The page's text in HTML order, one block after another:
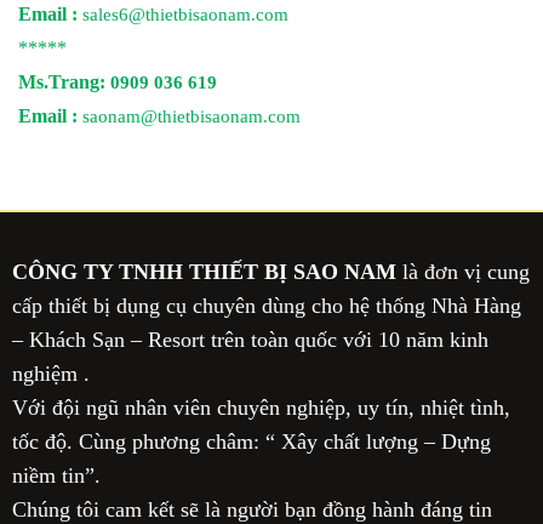
Email : sales6@thietbisaonam.com
*****
Ms.Trang: 0909 036 619
Email : saonam@thietbisaonam.com
CÔNG TY TNHH THIẾT BỊ SAO NAMlà đơn vị cung
cấp thiết bị dụng cụ chuyên dùng cho hệ thống Nhà Hàng
– Khách Sạn – Resort trên toàn quốc với 10 năm kinh
nghiệm .
Với đội ngũ nhân viên chuyên nghiệp, uy tín, nhiệt tình,
tốc độ. Cùng phương châm: “ Xây chất lượng – Dựng
niềm tin”.
Chúng tôi cam kết sẽ là người bạn đồng hành đáng tin